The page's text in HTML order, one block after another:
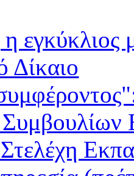
Δίκαιο